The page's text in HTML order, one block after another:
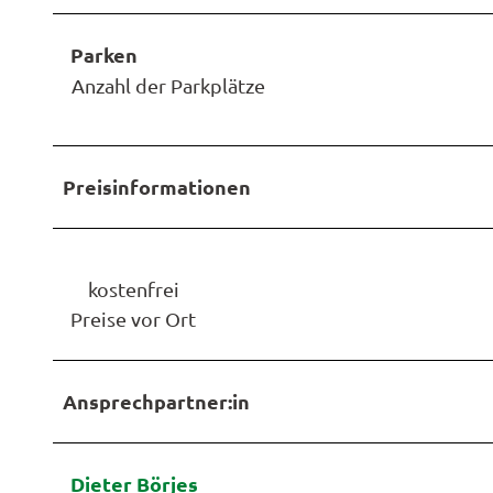
Parken
Anzahl der Parkplätze
Preisinformationen
kostenfrei
Preise vor Ort
Ansprechpartner:in
Dieter Börjes